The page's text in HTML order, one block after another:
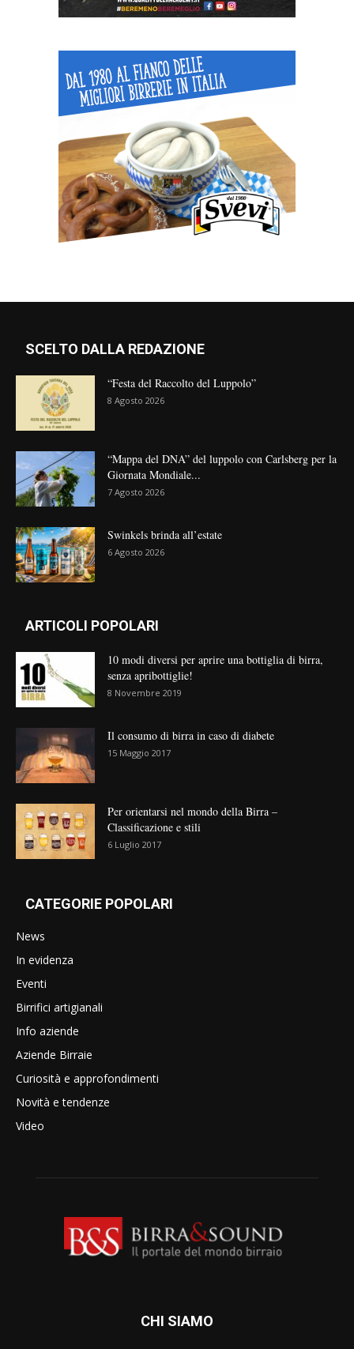
SCELTO DALLA REDAZIONE
“Festa del Raccolto del Luppolo”
8 Agosto 2026
“Mappa del DNA” del luppolo con Carlsberg per la
Giornata Mondiale...
7 Agosto 2026
Swinkels brinda all’estate
6 Agosto 2026
ARTICOLI POPOLARI
10 modi diversi per aprire una bottiglia di birra,
senza apribottiglie!
8 Novembre 2019
Il consumo di birra in caso di diabete
15 Maggio 2017
Per orientarsi nel mondo della Birra –
Classificazione e stili
6 Luglio 2017
CATEGORIE POPOLARI
News
In evidenza
Eventi
Birrifici artigianali
Info aziende
Aziende Birraie
Curiosità e approfondimenti
Novità e tendenze
Video
CHI SIAMO